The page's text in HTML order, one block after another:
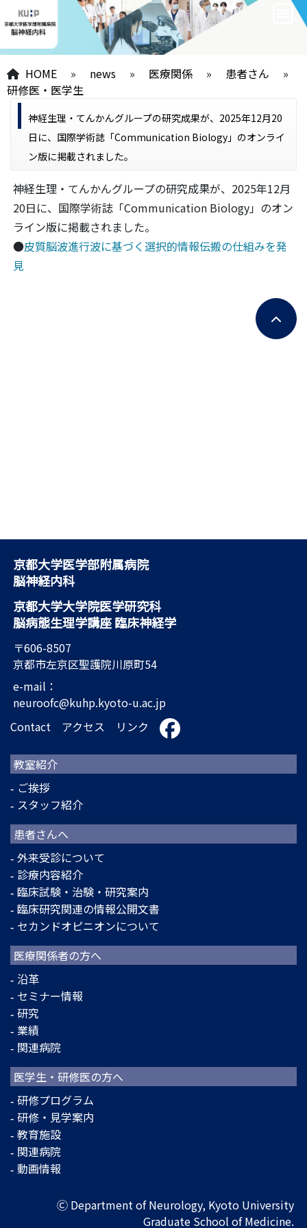
HOME » news » 医療関係 » 患者さん
»
研修医・医学生
神経生理・てんかんグループの研究成果が、2025年12月20
日に、国際学術誌「Communication Biology」のオンライ
ン版に掲載されました。
神経生理・てんかんグループの研究成果が、2025年12月
20日に、国際学術誌「Communication Biology」のオン
ライン版に掲載されました。
●皮質脳波進行波に基づく選択的情報伝搬の仕組みを発
見
京都大学医学部附属病院
脳神経内科
京都大学大学院医学研究科
脳病態生理学講座 臨床神経学
〒606-8507
京都市左京区聖護院川原町54
e-mail：
neuroofc@kuhp.kyoto-u.ac.jp
Contact
アクセス リンク
教室紹介
ご挨拶
スタッフ紹介
患者さんへ
外来受診について
診療内容紹介
臨床試験・治験・研究案内
臨床研究関連の情報公開文書
セカンドオピニオンについて
医療関係者の方へ
沿革
セミナー情報
研究
業績
関連病院
医学生・研修医の方へ
研修プログラム
研修・見学案内
教育施設
関連病院
動画情報
Ⓒ Department of Neurology, Kyoto University
Graduate School of Medicine.